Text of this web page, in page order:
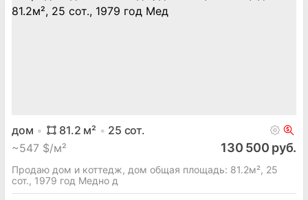
дом 81.2 м² 25 сот.
~547 $/м² 130 500 руб.
Продаю дом и коттедж, дом общая площадь: 81.2м², 25
сот., 1979 год Медно д